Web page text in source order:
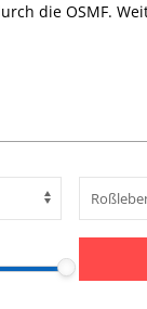
die OSMF.